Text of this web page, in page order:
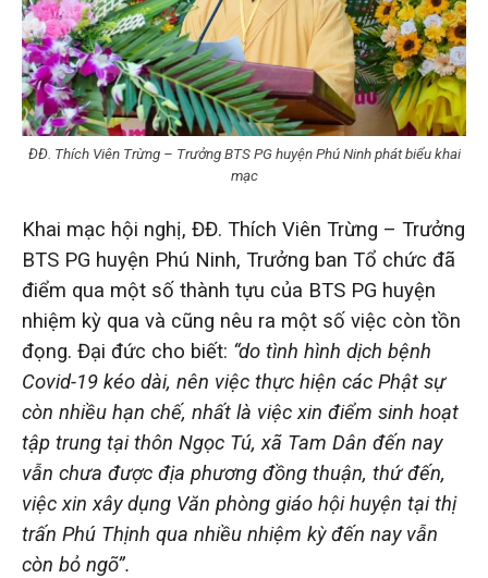
ĐĐ. Thích Viên Trừng – Trưởng BTS PG huyện Phú Ninh phát biểu khai
mạc
Khai mạc hội nghị, ĐĐ. Thích Viên Trừng – Trưởng
BTS PG huyện Phú Ninh, Trưởng ban Tổ chức đã
điểm qua một số thành tựu của BTS PG huyện
nhiệm kỳ qua và cũng nêu ra một số việc còn tồn
đọng. Đại đức cho biết: “do tình hình dịch bệnh
Covid-19 kéo dài, nên việc thực hiện các Phật sự
còn nhiều hạn chế, nhất là việc xin điểm sinh hoạt
tập trung tại thôn Ngọc Tú, xã Tam Dân đến nay
vẫn chưa được địa phương đồng thuận, thứ đến,
việc xin xây dụng Văn phòng giáo hội huyện tại thị
trấn Phú Thịnh qua nhiều nhiệm kỳ đến nay vẫn
còn bỏ ngõ”.